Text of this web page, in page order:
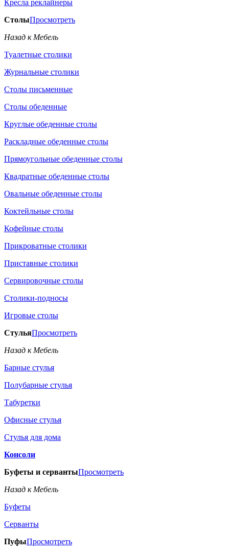
Кресла реклайнеры
СтолыПросмотреть
Назад к Мебель
Туалетные столики
Журнальные столики
Столы письменные
Столы обеденные
Круглые обеденные столы
Раскладные обеденные столы
Прямоугольные обеденные столы
Квадратные обеденные столы
Овальные обеденные столы
Коктейльные столы
Кофейные столы
Прикроватные столики
Приставные столики
Сервировочные столы
Столики-подносы
Игровые столы
СтульяПросмотреть
Назад к Мебель
Барные стулья
Полубарные стулья
Табуретки
Офисные стулья
Стулья для дома
Консоли
Буфеты и сервантыПросмотреть
Назад к Мебель
Буфеты
Серванты
ПуфыПросмотреть